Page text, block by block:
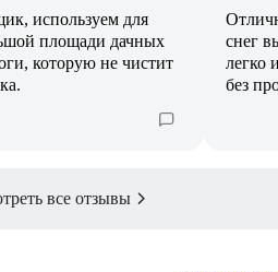
используем для
площади дачных
которую не чистит
снег
легко
без
все отзывы